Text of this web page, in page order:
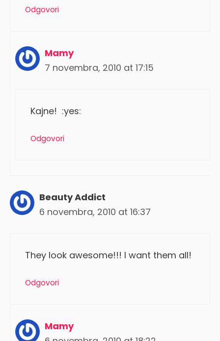
Odgovori
Mamy
7 novembra, 2010 at 17:15
Kajne! :yes:
Odgovori
Beauty Addict
6 novembra, 2010 at 16:37
They look awesome!!! I want them all!
Odgovori
Mamy